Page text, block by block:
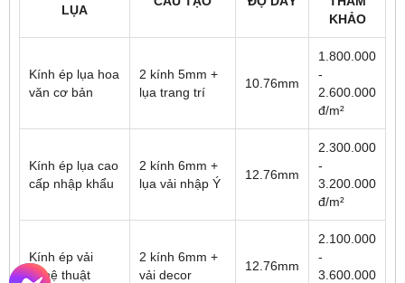
LỤA
KHẢO
Kính ép lụa hoa
văn cơ bản
2 kính 5mm +
lụa trang trí
10.76mm
1.800.000
-
2.600.000
đ/m²
Kính ép lụa cao
cấp nhập khẩu
2 kính 6mm +
lụa vải nhập Ý
12.76mm
2.300.000
-
3.200.000
đ/m²
Kính ép vải
nghệ thuật
2 kính 6mm +
vải decor
12.76mm
2.100.000
-
3.600.000